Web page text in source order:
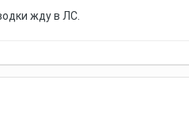
жду в ЛС.